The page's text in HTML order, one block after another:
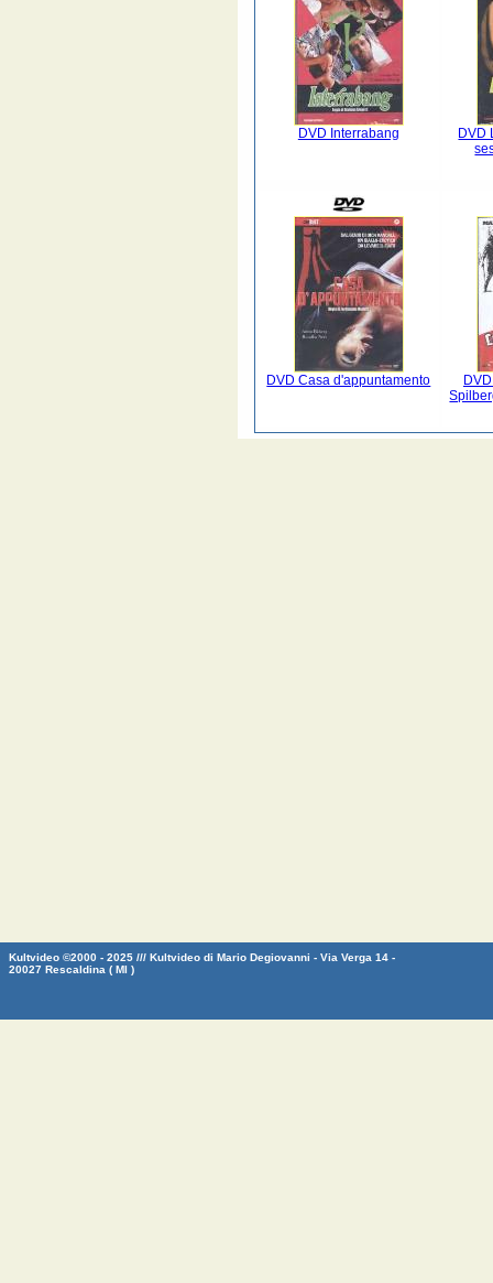
DVD Interrabang
DVD
DVD Casa d'appuntamento
Kultvideo ©2000 - 2025 /// Kultvideo di Mario Degiovanni - Via Verga 14 -
20027 Rescaldina ( MI )